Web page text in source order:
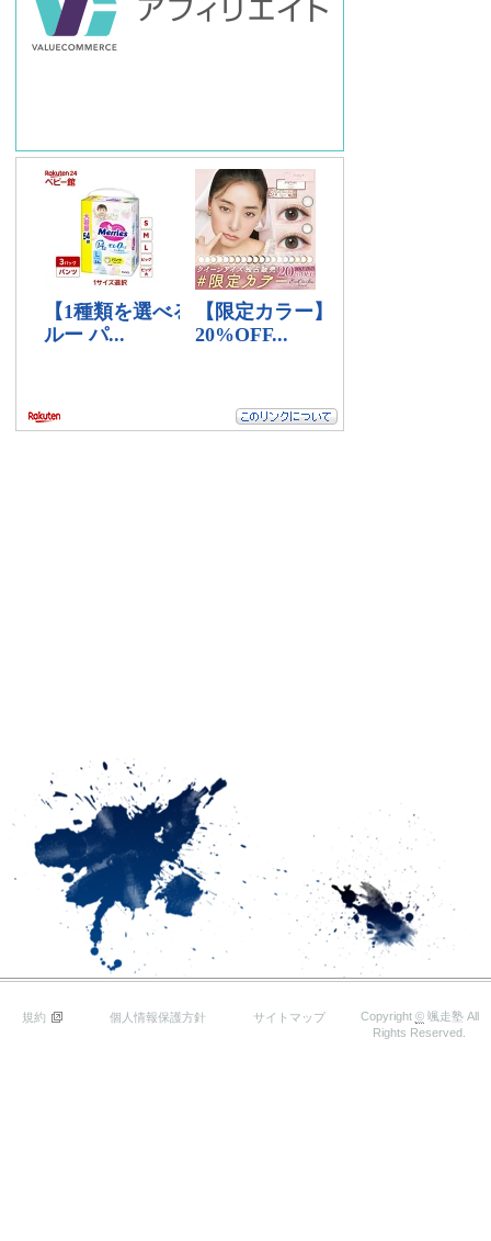
規約 個人情報保護方針 サイトマップ Copyright © 颯走塾All
Rights Reserved.